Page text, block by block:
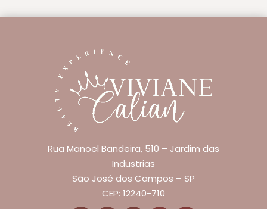
Rua Manoel Bandeira, 510 – Jardim das
Industrias
São José dos Campos – SP
CEP: 12240-710